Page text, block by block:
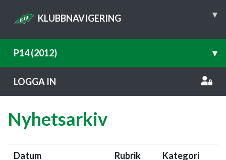
KLUBBNAVIGERING ▾
P14 (2012) ▾
LOGGA IN
Nyhetsarkiv
Datum Rubrik Kategori